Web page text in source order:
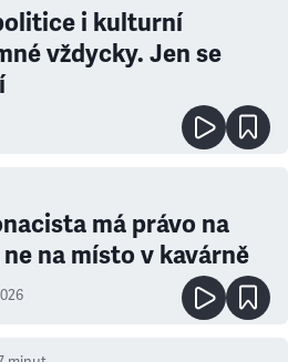
i kulturní
vždycky. Jen se
má právo na
ne na místo v kavárně